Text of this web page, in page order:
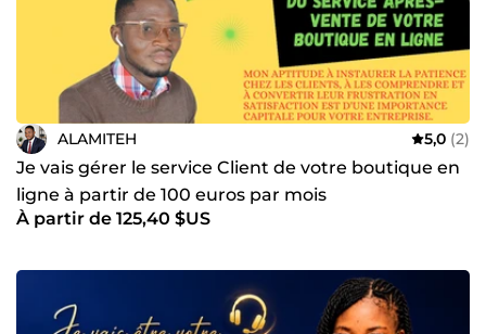
ALAMITEH 5,0 (2)
Je vais gérer le service Client de votre boutique en
ligne à partir de 100 euros par mois
À partir de 125,40 $US